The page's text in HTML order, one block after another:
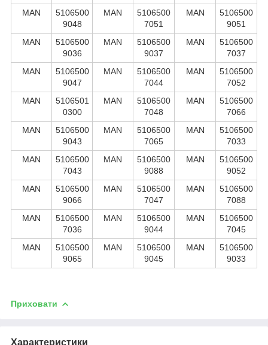
MAN
5106500
9048
MAN
5106500
7051
MAN
5106500
9051
MAN
5106500
9036
MAN
5106500
9037
MAN
5106500
7037
MAN
5106500
9047
MAN
5106500
7044
MAN
5106500
7052
MAN
5106501
0300
MAN
5106500
7048
MAN
5106500
7066
MAN
5106500
9043
MAN
5106500
7065
MAN
5106500
7033
MAN
5106500
7043
MAN
5106500
9088
MAN
5106500
9052
MAN
5106500
9066
MAN
5106500
7047
MAN
5106500
7088
MAN
5106500
7036
MAN
5106500
9044
MAN
5106500
7045
MAN
5106500
9065
MAN
5106500
9045
MAN
5106500
9033
Приховати
Характеристики